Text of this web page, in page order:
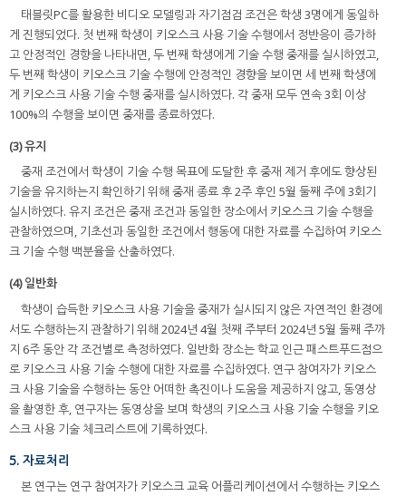
태블릿PC를 활용한 비디오 모델링과 자기점검 조건은 학생 3명에게 동일하
게 진행되었다. 첫 번째 학생이 키오스크 사용 기술 수행에서 정반응이 증가하
고 안정적인 경향을 나타내면, 두 번째 학생에게 기술 수행 중재를 실시하였고,
두 번째 학생이 키오스크 기술 수행에 안정적인 경향을 보이면 세 번째 학생에
게 키오스크 사용 기술 수행 중재를 실시하였다. 각 중재 모두 연속 3회 이상
100%의 수행을 보이면 중재를 종료하였다.
(3) 유지
중재 조건에서 학생이 기술 수행 목표에 도달한 후 중재 제거 후에도 향상된
기술을 유지하는지 확인하기 위해 중재 종료 후 2주 후인 5월 둘째 주에 3회기
실시하였다. 유지 조건은 중재 조건과 동일한 장소에서 키오스크 기술 수행을
관찰하였으며, 기초선과 동일한 조건에서 행동에 대한 자료를 수집하여 키오스
크 기술 수행 백분율을 산출하였다.
(4) 일반화
학생이 습득한 키오스크 사용 기술을 중재가 실시되지 않은 자연적인 환경에
서도 수행하는지 관찰하기 위해 2024년 4월 첫째 주부터 2024년 5월 둘째 주까
지 6주 동안 각 조건별로 측정하였다. 일반화 장소는 학교 인근 패스트푸드점으
로 키오스크 사용 기술 수행에 대한 자료를 수집하였다. 연구 참여자가 키오스
크 사용 기술을 수행하는 동안 어떠한 촉진이나 도움을 제공하지 않고, 동영상
을 촬영한 후, 연구자는 동영상을 보며 학생의 키오스크 사용 기술 수행을 키오
스크 사용 기술 체크리스트에 기록하였다.
5. 자료처리
본 연구는 연구 참여자가 키오스크 교육 어플리케이션에서 수행하는 키오스